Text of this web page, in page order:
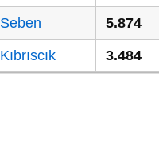
Seben 5.874
Kıbrıscık 3.484